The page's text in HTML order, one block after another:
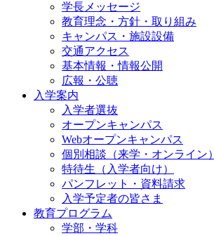
学長メッセージ
教育理念・方針・取り組み
キャンパス・施設設備
交通アクセス
基本情報・情報公開
広報・公聴
入学案内
入学者選抜
オープンキャンパス
Webオープンキャンパス
個別相談（来学・オンライン）
特待生（入学者向け）
パンフレット・資料請求
入学予定者の皆さま
教育プログラム
学部・学科